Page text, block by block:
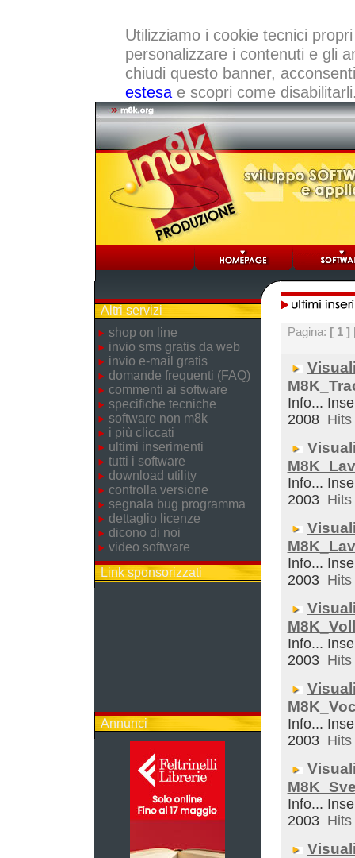
Utilizziamo i cookie tecnici
personalizzare i contenuti e gli
chiudi questo banner,
estesae scopri come
Altri servizi
shop on line
invio sms gratis da web
invio e-mail gratis
domande frequenti (FAQ)
commenti ai software
specifiche tecniche
software non m8k
i più cliccati
ultimi inserimenti
tutti i software
download utility
controlla versione
segnala bug programma
dettaglio licenze
dicono di noi
video software
Link sponsorizzati
Annunci
Pagina: [ 1 ]
Info...
2008
Info...
2003
Info...
2003
Info...
2003
Info...
2003
Info...
2003